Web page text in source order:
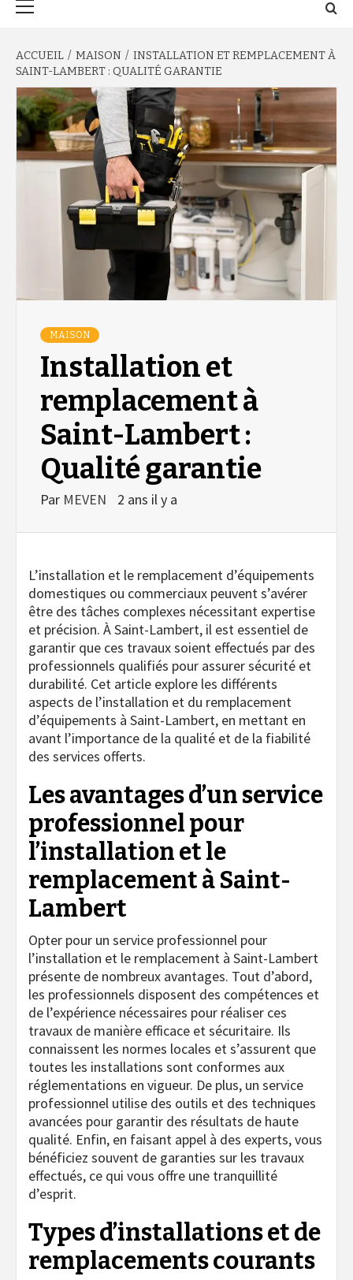
ACCUEIL MAISON
INSTALLATION ET REMPLACEMENT À
SAINT-LAMBERT : QUALITÉ GARANTIE
MAISON
Installation et
remplacement à
Saint-Lambert :
Qualité garantie
Par MEVEN 2 ans il y a
L’installation et le remplacement d’équipements
domestiques ou commerciaux peuvent s’avérer
être des tâches complexes nécessitant expertise
et précision. À Saint-Lambert, il est essentiel de
garantir que ces travaux soient effectués par des
professionnels qualifiés pour assurer sécurité et
durabilité. Cet article explore les différents
aspects de l’installation et du remplacement
d’équipements à Saint-Lambert, en mettant en
avant l’importance de la qualité et de la fiabilité
des services offerts.
Les avantages d’un service
professionnel pour
l’installation et le
remplacement à Saint-
Lambert
Opter pour un service professionnel pour
l’installation et le remplacement à Saint-Lambert
présente de nombreux avantages. Tout d’abord,
les professionnels disposent des compétences et
de l’expérience nécessaires pour réaliser ces
travaux de manière efficace et sécuritaire. Ils
connaissent les normes locales et s’assurent que
toutes les installations sont conformes aux
réglementations en vigueur. De plus, un service
professionnel utilise des outils et des techniques
avancées pour garantir des résultats de haute
qualité. Enfin, en faisant appel à des experts, vous
bénéficiez souvent de garanties sur les travaux
effectués, ce qui vous offre une tranquillité
d’esprit.
Types d’installations et de
remplacements courants